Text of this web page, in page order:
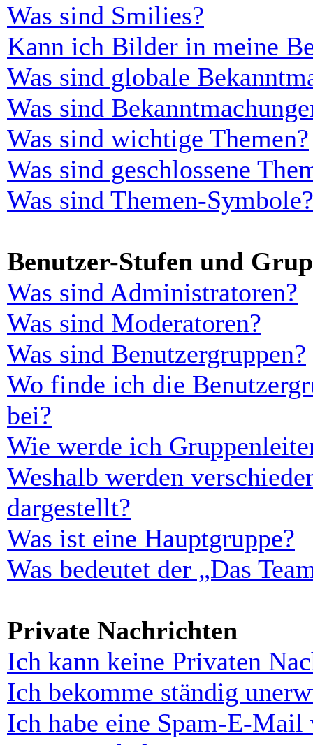
Was sind Smilies?
Kann ich Bilder in meine
Was sind globale
Was sind
Was sind wichtige Themen?
Was sind geschlossene
Was sind Themen-Symbole?
Benutzer-Stufen und
Was sind Administratoren?
Was sind Moderatoren?
Was sind Benutzergruppen?
Wo finde ich die
bei?
Wie werde ich
Weshalb werden
dargestellt?
Was ist eine Hauptgruppe?
Was bedeutet der „Das
Private Nachrichten
Ich kann keine Privaten
Ich bekomme ständig
Ich habe eine Spam-E-